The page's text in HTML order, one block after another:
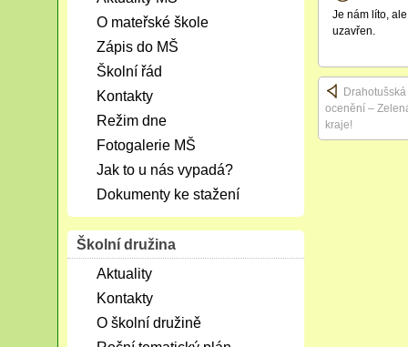
Je nám líto,
uzavřen.
ocenění –
kraje!
O mateřské škole
Zápis do MŠ
Školní řád
Kontakty
Režim dne
Fotogalerie MŠ
Jak to u nás vypadá?
Dokumenty ke stažení
Školní družina
Aktuality
Kontakty
O školní družině